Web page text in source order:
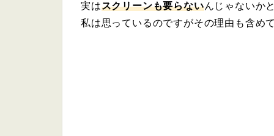
実はスクリーンも要らないんじゃないかと
私は思っているのですがその理由も含め